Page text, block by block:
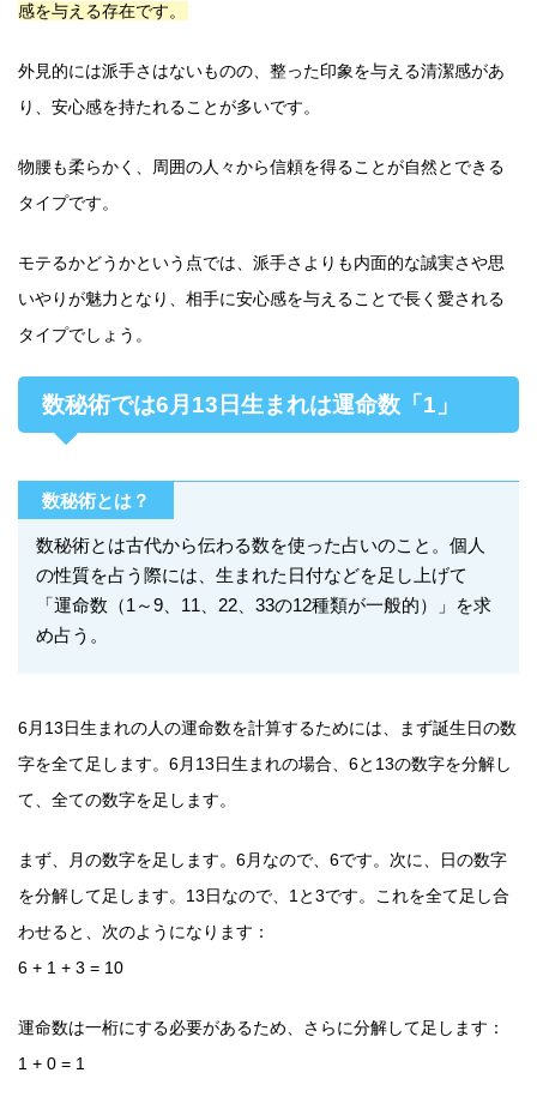
感を与える存在です。
外見的には派手さはないものの、整った印象を与える清潔感があ
り、安心感を持たれることが多いです。
物腰も柔らかく、周囲の人々から信頼を得ることが自然とできる
タイプです。
モテるかどうかという点では、派手さよりも内面的な誠実さや思
いやりが魅力となり、相手に安心感を与えることで長く愛される
タイプでしょう。
数秘術では6月13日生まれは運命数「1」
数秘術とは？
数秘術とは古代から伝わる数を使った占いのこと。個人
の性質を占う際には、生まれた日付などを足し上げて
「運命数（1～9、11、22、33の12種類が一般的）」を求
め占う。
6月13日生まれの人の運命数を計算するためには、まず誕生日の数
字を全て足します。6月13日生まれの場合、6と13の数字を分解し
て、全ての数字を足します。
まず、月の数字を足します。6月なので、6です。次に、日の数字
を分解して足します。13日なので、1と3です。これを全て足し合
わせると、次のようになります：
6 + 1 + 3 = 10
運命数は一桁にする必要があるため、さらに分解して足します：
1 + 0 = 1